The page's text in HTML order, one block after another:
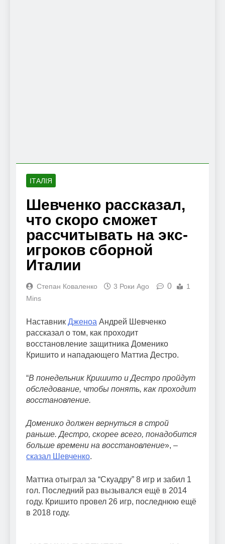
ІТАЛІЯ
Шевченко рассказал,
что скоро сможет
рассчитывать на экс-
игроков сборной
Италии
Степан Коваленко 3 Роки Ago 0
1
Mins
Наставник Дженоа Андрей Шевченко
рассказал о том, как проходит
восстановление защитника Доменико
Кришито и нападающего Маттиа Дестро.
“В понедельник Кришито и Дестро пройдут
обследование, чтобы понять, как проходит
восстановление.
Доменико должен вернуться в строй
раньше. Дестро, скорее всего, понадобится
больше времени на восстановление», –
сказал Шевченко.
Маттиа отыграл за “Скуадру” 8 игр и забил 1
гол. Последний раз вызывался ещё в 2014
году. Кришито провел 26 игр, последнюю ещё
в 2018 году.